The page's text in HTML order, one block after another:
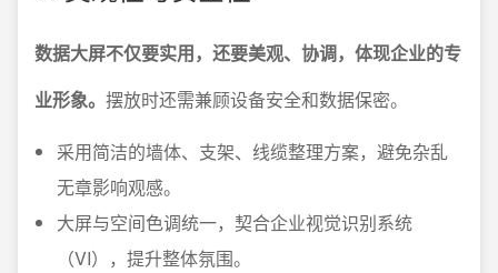
数据大屏不仅要实用，还要美观、协调，体现企业的专
业形象。 摆放时还需兼顾设备安全和数据保密。
采用简洁的墙体、支架、线缆整理方案，避免杂乱
无章影响观感。
大屏与空间色调统一，契合企业视觉识别系统
（VI），提升整体氛围。